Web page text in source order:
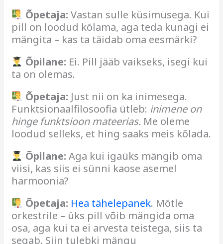
Õpetaja: Vastan sulle küsimusega. Kui
pill on loodud kõlama, aga teda kunagi ei
mängita – kas ta täidab oma eesmärki?
Õpilane: Ei. Pill jääb vaikseks, isegi kui
ta on olemas.
Õpetaja: Just nii on ka inimesega.
Funktsionaalfilosoofia ütleb: inimene on
hinge funktsioon mateerias. Me oleme
loodud selleks, et hing saaks meis kõlada.
Õpilane: Aga kui igaüks mängib oma
viisi, kas siis ei sünni kaose asemel
harmoonia?
Õpetaja: Hea tähelepanek. Mõtle
orkestrile – üks pill võib mängida oma
osa, aga kui ta ei arvesta teistega, siis ta
segab. Siin tulebki mängu